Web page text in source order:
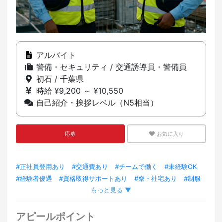
アルバイト
警備・セキュリティ / 交通誘導員・警備員
初石 / 千葉県
時給 ¥9,200 ～ ¥10,550
自己紹介・挨拶レベル（N5相当）
応募 お気に入り
#正社員登用あり #交通費あり #チームで働く
#未経験OK
#経験者優遇
#資格取得サポートあり #寮・社宅あり
#制服
もっと見る ▼
アピールポイント